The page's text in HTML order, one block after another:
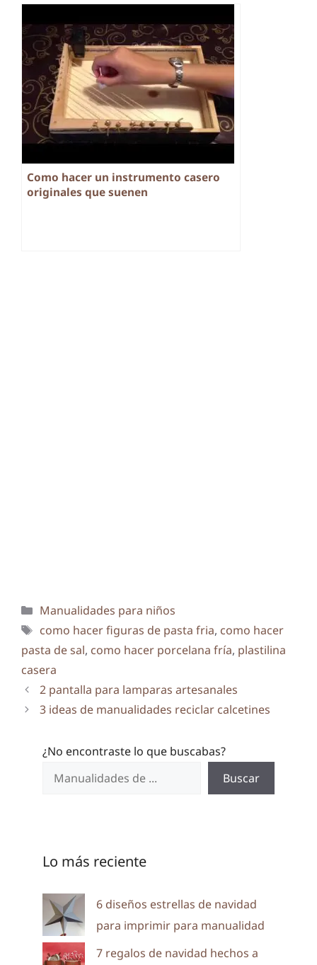
Como hacer un instrumento casero
originales que suenen
Categorías
Manualidades para niños
Etiquetas
como hacer figuras de pasta fria, como hacer
pasta de sal, como hacer porcelana fría, plastilina
casera
2 pantalla para lamparas artesanales
3 ideas de manualidades reciclar calcetines
¿No encontraste lo que buscabas?
Buscar
Lo más reciente
6 diseños estrellas de navidad
para imprimir para manualidad
7 regalos de navidad hechos a